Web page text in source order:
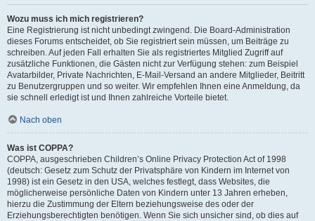
Wozu muss ich mich registrieren?
Eine Registrierung ist nicht unbedingt zwingend. Die Board-Administration
dieses Forums entscheidet, ob Sie registriert sein müssen, um Beiträge zu
schreiben. Auf jeden Fall erhalten Sie als registriertes Mitglied Zugriff auf
zusätzliche Funktionen, die Gästen nicht zur Verfügung stehen: zum Beispiel
Avatarbilder, Private Nachrichten, E-Mail-Versand an andere Mitglieder, Beitritt
zu Benutzergruppen und so weiter. Wir empfehlen Ihnen eine Anmeldung, da
sie schnell erledigt ist und Ihnen zahlreiche Vorteile bietet.
Nach oben
Was ist COPPA?
COPPA, ausgeschrieben Children’s Online Privacy Protection Act of 1998
(deutsch: Gesetz zum Schutz der Privatsphäre von Kindern im Internet von
1998) ist ein Gesetz in den USA, welches festlegt, dass Websites, die
möglicherweise persönliche Daten von Kindern unter 13 Jahren erheben,
hierzu die Zustimmung der Eltern beziehungsweise des oder der
Erziehungsberechtigten benötigen. Wenn Sie sich unsicher sind, ob dies auf